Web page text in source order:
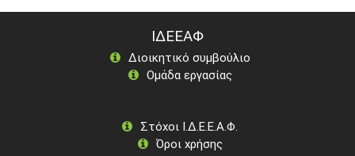
ΙΔΕΕΑΦ
Διοικητικό συμβούλιο
Ομάδα εργασίας
Στόχοι Ι.Δ.Ε.Ε.Α.Φ.
Όροι χρήσης